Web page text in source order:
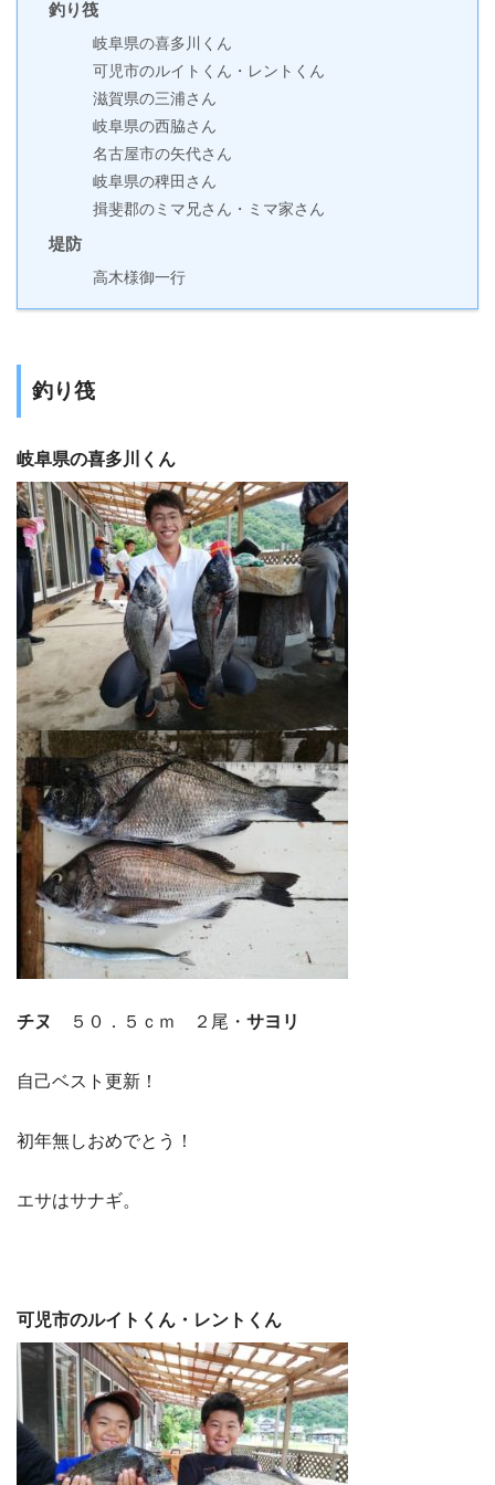
釣り筏
岐阜県の喜多川くん
可児市のルイトくん・レントくん
滋賀県の三浦さん
岐阜県の西脇さん
名古屋市の矢代さん
岐阜県の稗田さん
揖斐郡のミマ兄さん・ミマ家さん
堤防
高木様御一行
釣り筏
岐阜県の喜多川くん
チヌ ５０．５ｃｍ ２尾・ サヨリ
自己ベスト更新！
初年無しおめでとう！
エサはサナギ。
可児市のルイトくん・レントくん